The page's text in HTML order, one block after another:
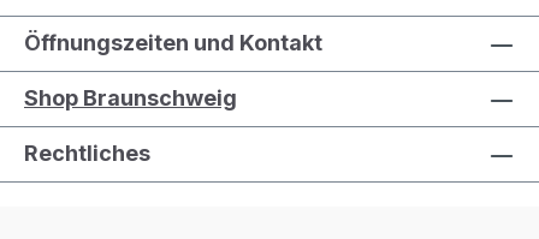
Öffnungszeiten und Kontakt
Shop Braunschweig
Rechtliches